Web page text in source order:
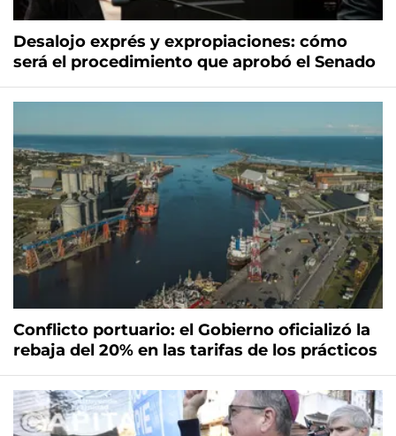
Desalojo exprés y expropiaciones: cómo
será el procedimiento que aprobó el Senado
Conflicto portuario: el Gobierno oficializó la
rebaja del 20% en las tarifas de los prácticos